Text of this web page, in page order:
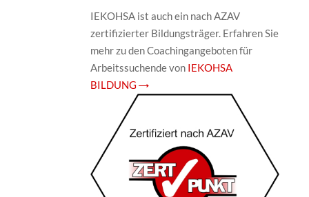
IEKOHSA ist auch ein nach AZAV
zertifizierter Bildungsträger. Erfahren Sie
mehr zu den Coachingangeboten für
Arbeitssuchende von IEKOHSA
BILDUNG →